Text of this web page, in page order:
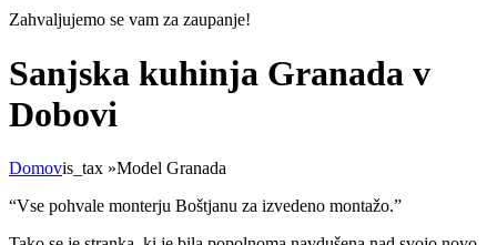
Zahvaljujemo se vam za zaupanje!
Sanjska kuhinja Granada v
Dobovi
Domovis_tax »Model Granada
“Vse pohvale monterju Boštjanu za izvedeno montažo.”